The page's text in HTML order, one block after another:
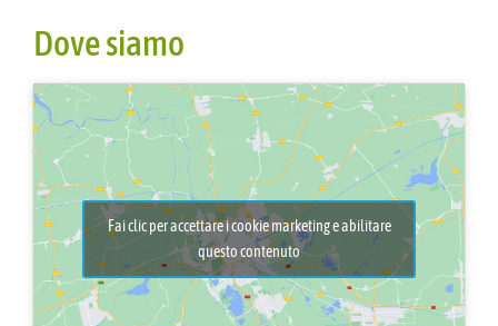
Dove siamo
Fai clic per accettare i cookie marketing e abilitare
questo contenuto